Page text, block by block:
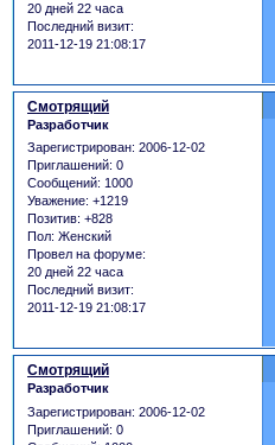
20 дней 22 часа
Последний визит:
2011-12-19 21:08:17
Смотрящий
Разработчик
Зарегистрирован: 2006-12-02
Приглашений: 0
Сообщений: 1000
Уважение: +1219
Позитив: +828
Пол: Женский
Провел на форуме:
20 дней 22 часа
Последний визит:
2011-12-19 21:08:17
Смотрящий
Разработчик
Зарегистрирован: 2006-12-02
Приглашений: 0